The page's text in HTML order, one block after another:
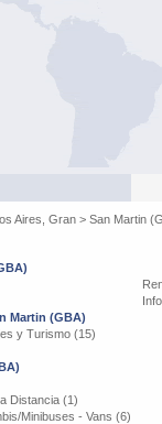
Aires, Gran > San Martin
Martin (GBA)
y Turismo (15)
Distancia (1)
Minibuses - Vans (6)